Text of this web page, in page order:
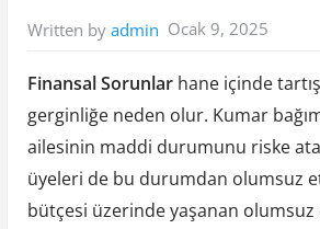
Written by admin Ocak 9, 2025
Finansal Sorunlarhane içinde
gerginliğe neden olur. Kumar
ailesinin maddi durumunu riske
üyeleri de bu durumdan olumsuz
bütçesi üzerinde yaşanan